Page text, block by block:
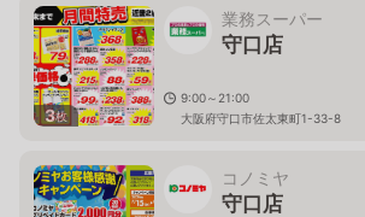
3枚
業務スーパー
守口店
9:00～21:00
大阪府守口市佐太東町1-33-8
コノミヤ
守口店